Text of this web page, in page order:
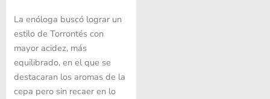
La enóloga buscó lograr un
estilo de Torrontés con
mayor acidez, más
equilibrado, en el que se
destacaran los aromas de la
cepa pero sin recaer en lo